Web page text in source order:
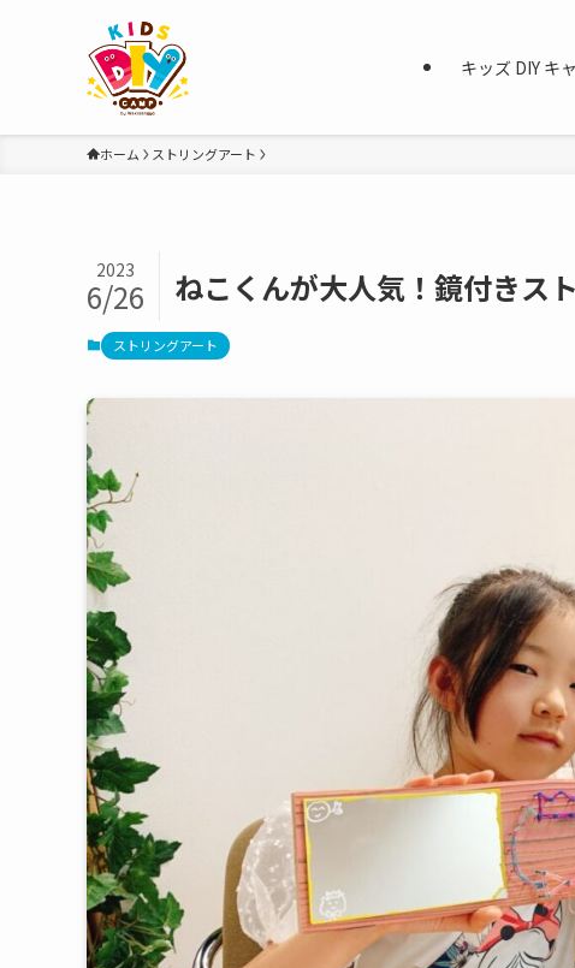
キッズ DIY キ
ホーム ストリングアート
ねこくんが大人気！鏡付きス
2023
6/26
ストリングアート